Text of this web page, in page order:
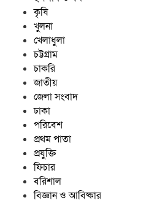
কৃষি
খুলনা
খেলাধুলা
চট্টগ্রাম
চাকরি
জাতীয়
জেলা সংবাদ
ঢাকা
পরিবেশ
প্রথম পাতা
প্রযুক্তি
ফিচার
বরিশাল
বিজ্ঞান ও আবিষ্কার